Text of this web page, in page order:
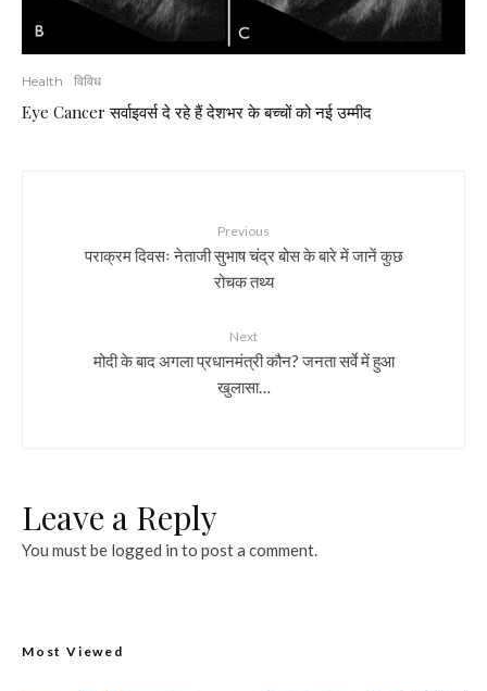
Health विविध
Eye Cancer सर्वाइवर्स दे रहे हैं देशभर के बच्चों को नई उम्मीद
Previous
पराक्रम दिवसः नेताजी सुभाष चंद्र बोस के बारे में जानें कुछ
रोचक तथ्य
Next
मोदी के बाद अगला प्रधानमंत्री कौन? जनता सर्वे में हुआ
खुलासा…
Leave a Reply
You must be logged in to post a comment.
Most Viewed